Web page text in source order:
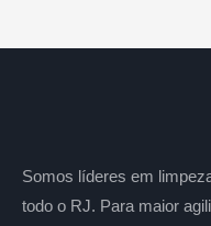
Somos líderes em
todo o RJ. Para maior